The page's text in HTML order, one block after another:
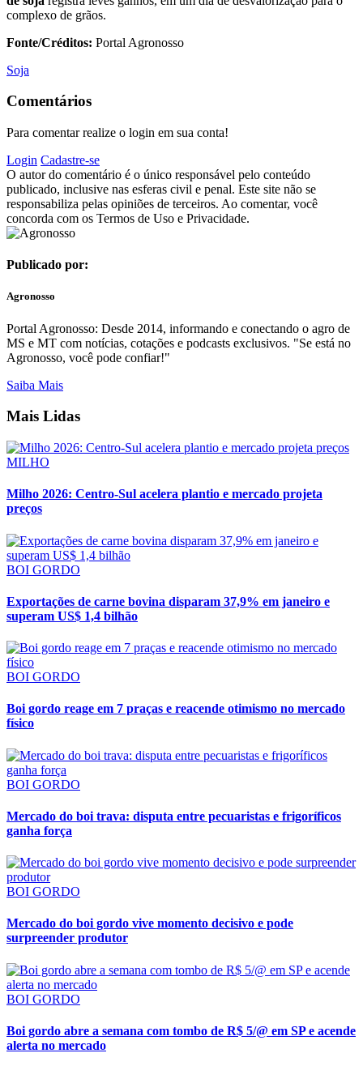
complexo de grãos.
Fonte/Créditos: Portal Agronosso
Soja
Comentários
Para comentar realize o login em sua conta!
Login Cadastre-se
O autor do comentário é o único responsável pelo conteúdo
publicado, inclusive nas esferas civil e penal. Este site não se
responsabiliza pelas opiniões de terceiros. Ao comentar, você
concorda com os Termos de Uso e Privacidade.
Publicado por:
Agronosso
Portal Agronosso: Desde 2014, informando e conectando o agro de
MS e MT com notícias, cotações e podcasts exclusivos. "Se está no
Agronosso, você pode confiar!"
Saiba Mais
Mais Lidas
MILHO
Milho 2026: Centro-Sul acelera plantio e mercado projeta
preços
BOI GORDO
Exportações de carne bovina disparam 37,9% em janeiro e
superam US$ 1,4 bilhão
BOI GORDO
Boi gordo reage em 7 praças e reacende otimismo no mercado
físico
BOI GORDO
Mercado do boi trava: disputa entre pecuaristas e frigoríficos
ganha força
BOI GORDO
Mercado do boi gordo vive momento decisivo e pode
surpreender produtor
BOI GORDO
Boi gordo abre a semana com tombo de R$ 5/@ em SP e acende
alerta no mercado